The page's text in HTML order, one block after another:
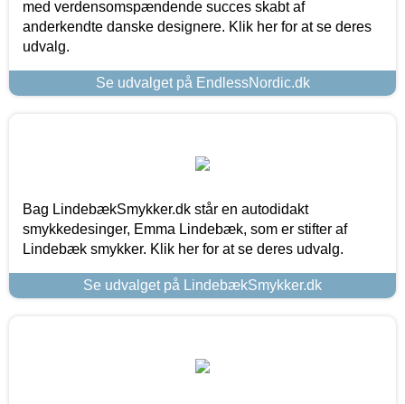
med verdensomspændende succes skabt af
anderkendte danske designere. Klik her for at se deres
udvalg.
Se udvalget på EndlessNordic.dk
Bag LindebækSmykker.dk står en autodidakt
smykkedesinger, Emma Lindebæk, som er stifter af
Lindebæk smykker. Klik her for at se deres udvalg.
Se udvalget på LindebækSmykker.dk